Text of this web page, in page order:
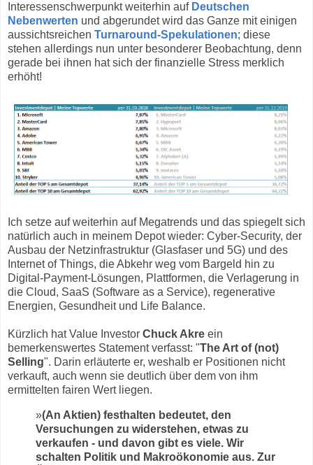
Interessenschwerpunkt weiterhin auf Deutschen
Nebenwerten und abgerundet wird das Ganze mit einigen
aussichtsreichen Turnaround-Spekulationen; diese
stehen allerdings nun unter besonderer Beobachtung, denn
gerade bei ihnen hat sich der finanzielle Stress merklich
erhöht!
Ich setze auf weiterhin auf Megatrends und das spiegelt sich
natürlich auch in meinem Depot wieder: Cyber-Security, der
Ausbau der Netzinfrastruktur (Glasfaser und 5G) und des
Internet of Things, die Abkehr weg vom Bargeld hin zu
Digital-Payment-Lösungen, Plattformen, die Verlagerung in
die Cloud, SaaS (Software as a Service), regenerative
Energien, Gesundheit und Life Balance.
Kürzlich hat Value Investor Chuck Akre ein
bemerkenswertes Statement verfasst: "The Art of (not)
Selling". Darin erläuterte er, weshalb er Positionen nicht
verkauft, auch wenn sie deutlich über dem von ihm
ermittelten fairen Wert liegen.
»(An Aktien) festhalten bedeutet, den
Versuchungen zu widerstehen, etwas zu
verkaufen - und davon gibt es viele. Wir
schalten Politik und Makroökonomie aus. Zur